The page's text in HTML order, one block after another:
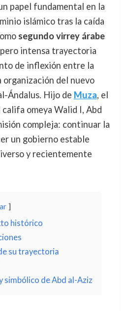
papel fundamental en la
islámico tras la caída
segundo virrey árabe
pero intensa trayectoria
de inflexión entre la
del nuevo
Ándalus. Hijo de Muza, el
omeya Walid I, Abd
compleja: continuar la
un gobierno estable
y recientemente
histórico
su trayectoria
simbólico de Abd al-Aziz